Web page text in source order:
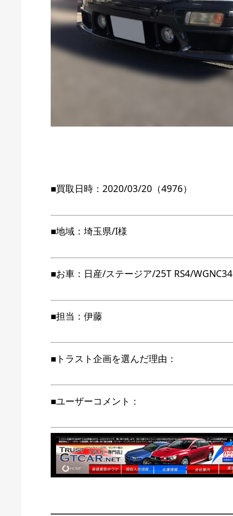
■買取日時：2020/03/20（4976）
■地域：埼玉県/I様
■お車：日産/ステージア/25T RS4/WGNC34
■担当：伊藤
■トラスト企画を選んだ理由：
■ユーザーコメント：